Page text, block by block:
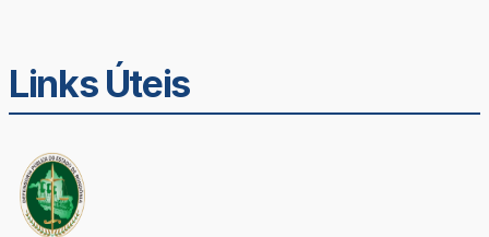
Links Úteis